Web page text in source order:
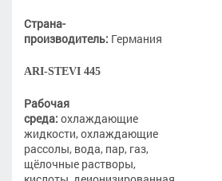
Страна-
производитель: Германия
ARI-STEVI 445
Рабочая
среда: охлаждающие
жидкости, охлаждающие
рассолы, вода, пар, газ,
щёлочные растворы,